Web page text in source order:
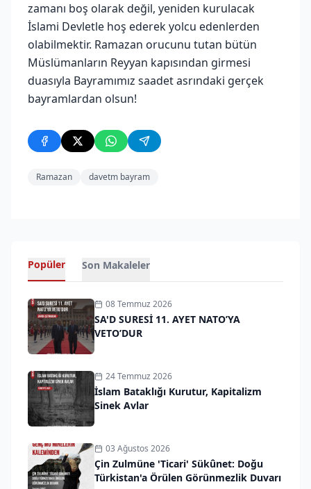
zamanı boş olarak değil, yeniden kurulacak
İslami Devletle hoş ederek yolcu edenlerden
olabilmektir. Ramazan orucunu tutan bütün
Müslümanların Reyyan kapısından girmesi
duasıyla Bayramımız saadet asrındaki gerçek
bayramlardan olsun!
Ramazan davetm bayram
Popüler Son Makaleler
08 Temmuz 2026
SA'D SURESİ 11. AYET NATO’YA
VETO’DUR
24 Temmuz 2026
İslam Bataklığı Kurutur, Kapitalizm
Sinek Avlar
03 Ağustos 2026
Çin Zulmüne 'Ticari' Sükûnet: Doğu
Türkistan'a Örülen Görünmezlik Duvarı